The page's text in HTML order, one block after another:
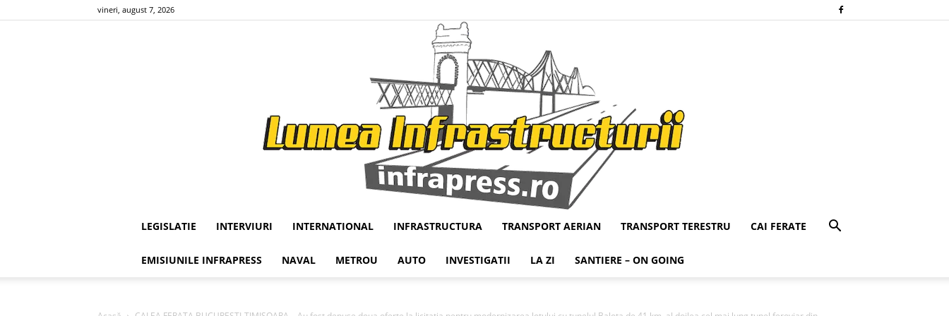
vineri, august 7, 2026
Infrapress
LEGISLATIE INTERVIURI INTERNATIONAL INFRASTRUCTURA TRANSPORT AERIAN TRANSPORT TERESTRU CAI FERATE
EMISIUNILE INFRAPRESS NAVAL METROU AUTO INVESTIGATII LA ZI SANTIERE – ON GOING